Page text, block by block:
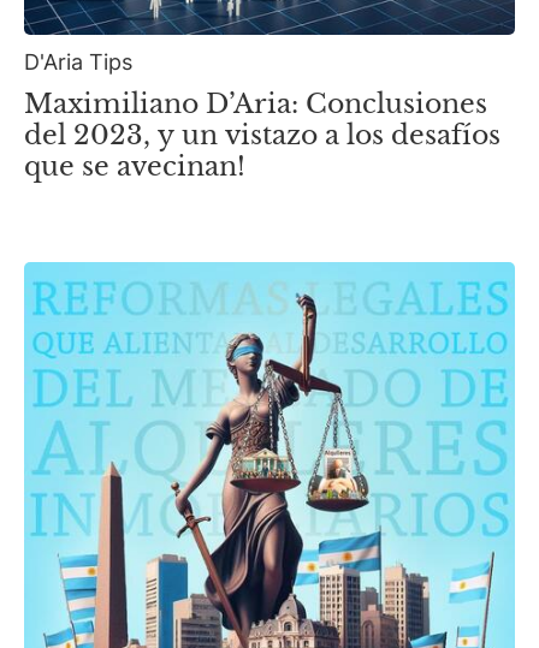
D'Aria Tips
Maximiliano D’Aria: Conclusiones
del 2023, y un vistazo a los desafíos
que se avecinan!